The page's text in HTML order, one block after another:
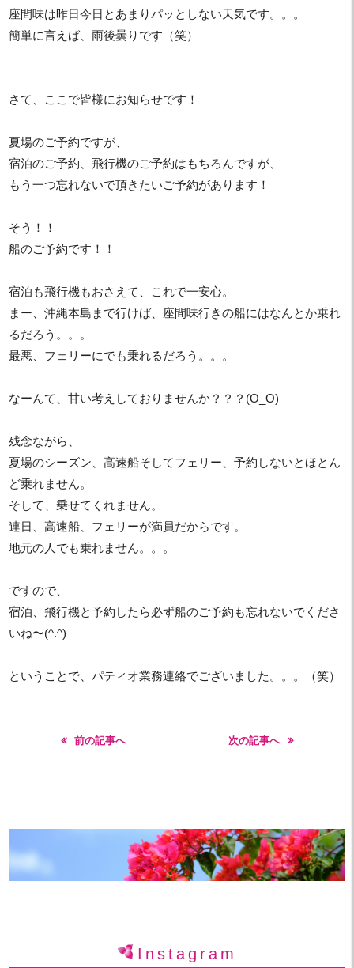
座間味は昨日今日とあまりパッとしない天気です。。。
簡単に言えば、雨後曇りです（笑）
さて、ここで皆様にお知らせです！
夏場のご予約ですが、
宿泊のご予約、飛行機のご予約はもちろんですが、
もう一つ忘れないで頂きたいご予約があります！
そう！！
船のご予約です！！
宿泊も飛行機もおさえて、これで一安心。
まー、沖縄本島まで行けば、座間味行きの船にはなんとか乗れ
るだろう。。。
最悪、フェリーにでも乗れるだろう。。。
なーんて、甘い考えしておりませんか？？？(O_O)
残念ながら、
夏場のシーズン、高速船そしてフェリー、予約しないとほとん
ど乗れません。
そして、乗せてくれません。
連日、高速船、フェリーが満員だからです。
地元の人でも乗れません。。。
ですので、
宿泊、飛行機と予約したら必ず船のご予約も忘れないでくださ
いね〜(^.^)
ということで、パティオ業務連絡でございました。。。（笑）
前の記事へ 次の記事へ
Instagram